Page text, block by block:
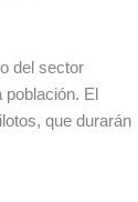
del sector
población. El
que durarán